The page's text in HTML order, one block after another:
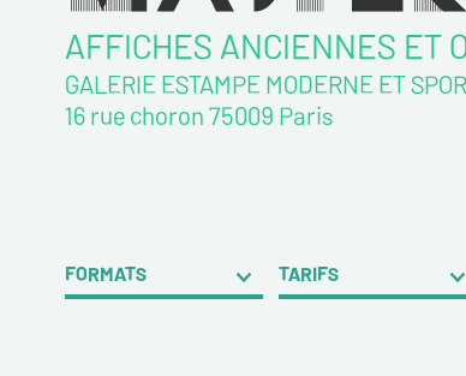
AFFICHES ANCIENNES ET
GALERIE ESTAMPE MODERNE ET
16 rue choron 75009 Paris
FORMATS TARIFS